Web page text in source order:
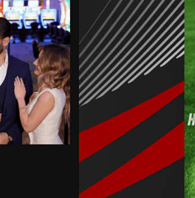
Хибернијан
трансфер на
преговара со
согласност за